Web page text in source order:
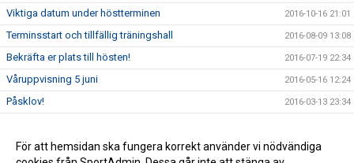
Viktiga datum under höstterminen 2016-10-16 21:01
Terminsstart och tillfällig träningshall 2016-08-09 13:08
Bekräfta er plats till hösten! 2016-07-19 22:34
Våruppvisning 5 juni 2016-05-16 12:24
Påsklov! 2016-03-13 23:34
Sportlov och inställda träningar 2016-02-19 07:15
För att hemsidan ska fungera korrekt använder vi nödvändiga